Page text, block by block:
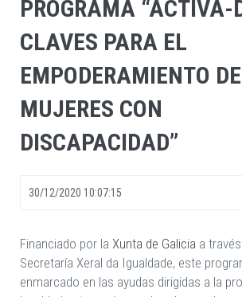
PROGRAMA “ACTIVA-
CLAVES PARA EL
EMPODERAMIENTO
MUJERES CON
DISCAPACIDAD”
30/12/2020 10:07:15
Financiado por la Xunta de Galicia a
Secretaría Xeral da Igualdade, este
enmarcado en las ayudas dirigidas a la